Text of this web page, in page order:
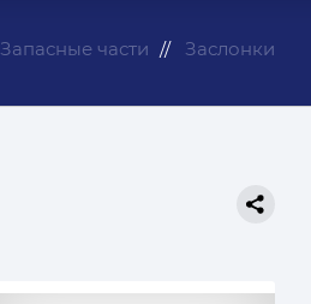
Запасные части Заслонки